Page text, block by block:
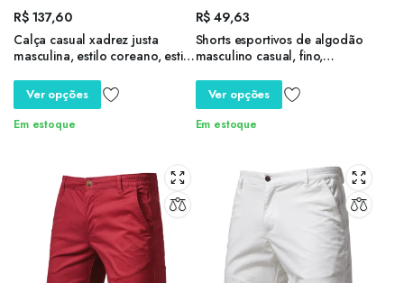
R$137,60
Calça casual xadrez justa
masculina, estilo coreano, estilo
sua silhueta, primavera
Ver opções
Em estoque
R$ 49,63
Shorts esportivos de algodão
masculino casual, fino,
praia, roupas masculinas,
streetwear, basquete, verão
Ver opções
Em estoque